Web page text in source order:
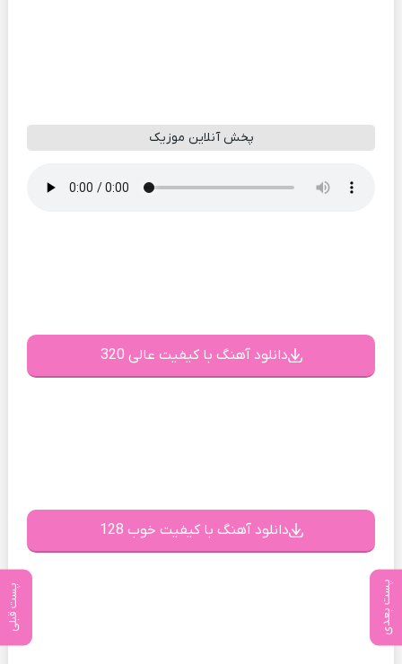
پست بعدی پست قبلی
پخش آنلاین موزیک
دانلود آهنگ با کیفیت عالی 320
دانلود آهنگ با کیفیت خوب 128